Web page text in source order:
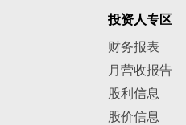
投资人专区
财务报表
月营收报告
股利信息
股价信息